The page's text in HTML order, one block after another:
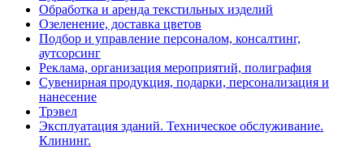
Обработка и аренда текстильных изделий
Озеленение, доставка цветов
Подбор и управление персоналом, консалтинг,
аутсорсинг
Реклама, организация мероприятий, полиграфия
Сувенирная продукция, подарки, персонализация и
нанесение
Трэвел
Эксплуатация зданий. Техническое обслуживание.
Клининг.